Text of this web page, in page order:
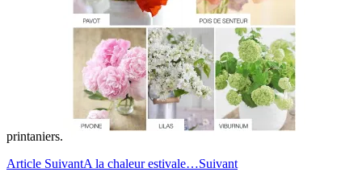
printaniers.
Article SuivantA la chaleur estivale…Suivant